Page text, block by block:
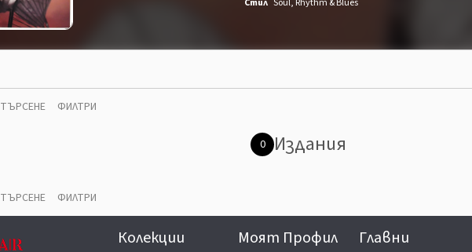
Стил Soul, Rhythm & Blues
ТЪРСЕНЕ ФИЛТРИ
0 Издания
ТЪРСЕНЕ ФИЛТРИ
Колекции Моят Профил Главни